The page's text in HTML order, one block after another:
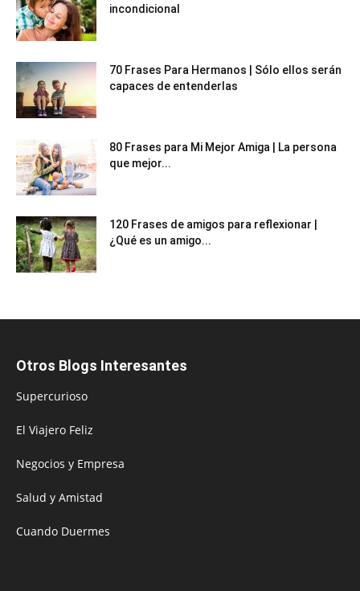
incondicional
70 Frases Para Hermanos | Sólo ellos serán
capaces de entenderlas
80 Frases para Mi Mejor Amiga | La persona
que mejor...
120 Frases de amigos para reflexionar |
¿Qué es un amigo...
Otros Blogs Interesantes
Supercurioso
El Viajero Feliz
Negocios y Empresa
Salud y Amistad
Cuando Duermes